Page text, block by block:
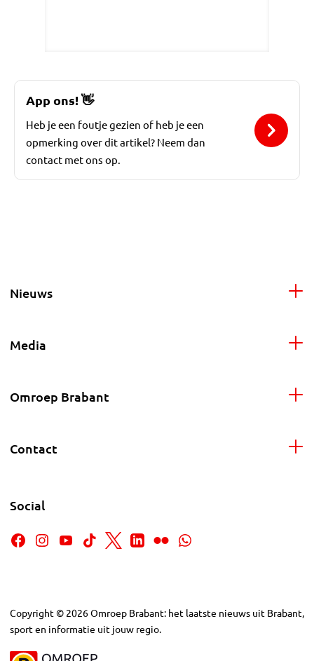
App ons!👋
Heb je een foutje gezien of heb je een
opmerking over dit artikel? Neem dan
contact met ons op.
Nieuws
Media
Omroep Brabant
Contact
Social
Copyright © 2026Omroep Brabant: het laatste nieuws uit Brabant,
sport en informatie uit jouw regio.